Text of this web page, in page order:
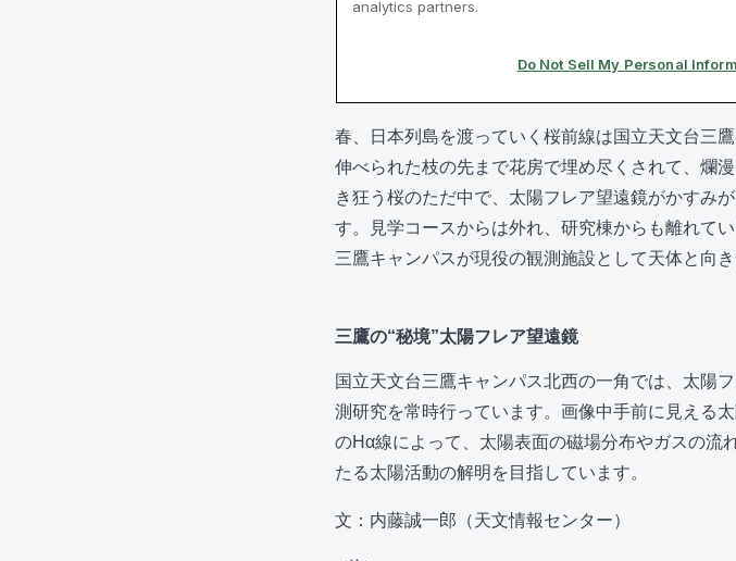
春、日本列島を渡っていく桜前線は国立天文台三
伸べられた枝の先まで花房で埋め尽くされて、爛
き狂う桜のただ中で、太陽フレア望遠鏡がかすみ
す。見学コースからは外れ、研究棟からも離れて
三鷹キャンパスが現役の観測施設として天体と向
三鷹の“秘境”太陽フレア望遠鏡
国立天文台三鷹キャンパス北西の一角では、太陽
測研究を常時行っています。画像中手前に見える
のHα線によって、太陽表面の磁場分布やガスの流
たる太陽活動の解明を目指しています。
文：内藤誠一郎（天文情報センター）